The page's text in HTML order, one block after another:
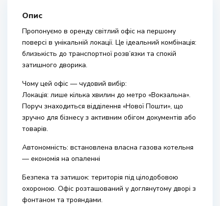
Опис
Пропонуємо в оренду світлий офіс на першому
поверсі в унікальній локації. Це ідеальний комбінація:
близькість до транспортної розв’язки та спокій
затишного дворика.
Чому цей офіс — чудовий вибір:
Локація: лише кілька хвилин до метро «Вокзальна».
Поруч знаходиться відділення «Нової Пошти», що
зручно для бізнесу з активним обігом документів або
товарів.
Автономність: встановлена власна газова котельня
— економія на опаленні
Безпека та затишок: територія під цілодобовою
охороною. Офіс розташований у доглянутому дворі з
фонтаном та трояндами.